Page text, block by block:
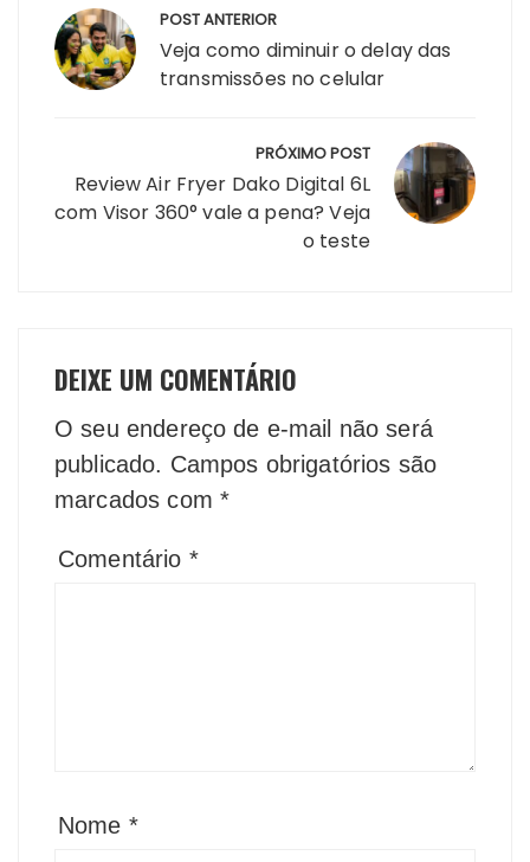
de
Post
POST ANTERIOR
Veja como diminuir o delay das
transmissões no celular
PRÓXIMO POST
Review Air Fryer Dako Digital 6L
com Visor 360° vale a pena? Veja
o teste
DEIXE UM COMENTÁRIO
O seu endereço de e-mail não será
publicado. Campos obrigatórios são
marcados com *
Comentário *
Nome *